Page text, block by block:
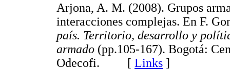
Arjona, A. M. (2008). Grupos
interacciones complejas. En F.
país. Territorio, desarrollo y
armado (pp.105-167). Bogotá:
Odecofi. [ Links ]